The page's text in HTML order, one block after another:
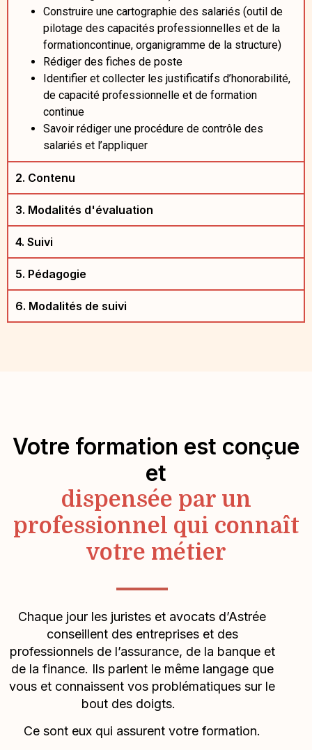
Construire une cartographie des salariés (outil de
pilotage des capacités professionnelles et de la
formationcontinue, organigramme de la structure)
Rédiger des fiches de poste
Identifier et collecter les justificatifs d’honorabilité,
de capacité professionnelle et de formation
continue
Savoir rédiger une procédure de contrôle des
salariés et l’appliquer
2. Contenu
3. Modalités d'évaluation
4. Suivi
5. Pédagogie
6. Modalités de suivi
Votre formation est conçue
et
dispensée par un
professionnel qui connaît
votre métier
Chaque jour les juristes et avocats d’Astrée
conseillent des entreprises et des
professionnels de l’assurance, de la banque et
de la finance. Ils parlent le même langage que
vous et connaissent vos problématiques sur le
bout des doigts.
Ce sont eux qui assurent votre formation.